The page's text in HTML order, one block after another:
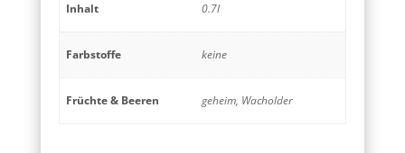
Inhalt 0.7l
Farbstoffe keine
Früchte & Beeren geheim, Wacholder